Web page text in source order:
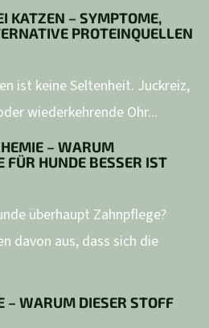
KATZEN – SYMPTOME,
PROTEINQUELLEN
ist keine Seltenheit. Juckreiz,
wiederkehrende Ohr...
– WARUM
FÜR HUNDE BESSER IST
überhaupt Zahnpflege?
davon aus, dass sich die
WARUM DIESER STOFF